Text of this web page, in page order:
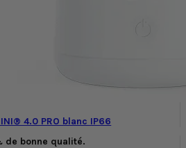
4.0 PRO blanc IP66
de bonne qualité.